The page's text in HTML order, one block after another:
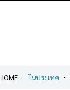
HOME ในประเทศ